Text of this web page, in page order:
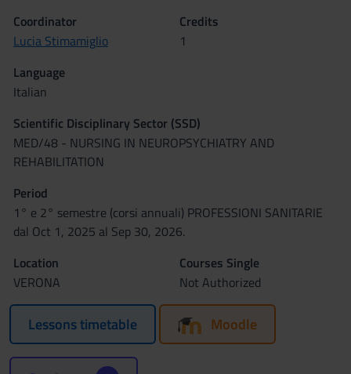
Coordinator
Lucia Stimamiglio
Credits
1
Language
Italian
Scientific Disciplinary Sector (SSD)
MED/48 - NURSING IN NEUROPSYCHIATRY AND
REHABILITATION
Period
1° e 2° semestre (corsi annuali) PROFESSIONI SANITARIE
dal Oct 1, 2025 al Sep 30, 2026.
Location
VERONA
Courses Single
Not Authorized
Lessons timetable Moodle